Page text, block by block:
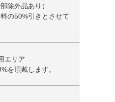
除外品あり）
の50%引きとさせて
エリア
を頂戴します。